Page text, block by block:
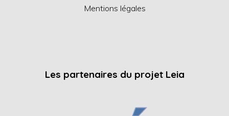
Mentions légales
Les partenaires du projet Leia